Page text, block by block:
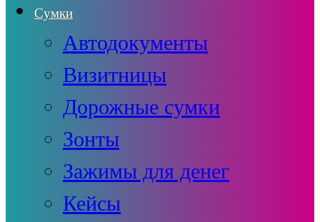
Сумки
Автодокументы
Визитницы
Дорожные сумки
Зонты
Зажимы для денег
Кейсы